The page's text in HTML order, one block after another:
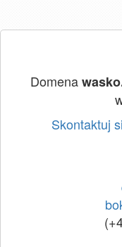
Domena
Skontaktuj